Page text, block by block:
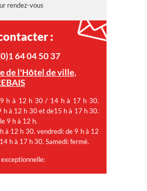
vous
:
64 04 50 37
de l'Hôtel de ville,
9 h à 12 h 30 / 14 h à 17 h 30.
h à 12 h 30 et de15 h à 17 h 30.
9 h à 12 h.
à 12 h 30. vendredi: de 9 h à 12
h à 17 h 30. Samedi: fermé.